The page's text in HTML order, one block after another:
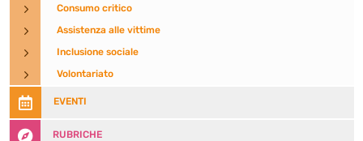
5 Consumo critico
5 Assistenza alle vittime
5 Inclusione sociale
5 Volontariato
 EVENTI
 RUBRICHE